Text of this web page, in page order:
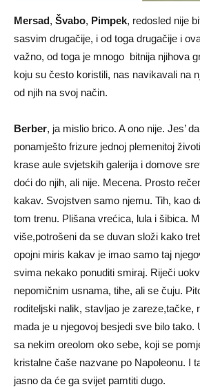
Mersad, Švabo, Pimpek, redosled nije
sasvim drugačije, i od toga drugačije i
važno, od toga je mnogo bitnija njihova
koju su često koristili, nas navikavali na
od njih na svoj način.
Berber, ja mislio brico. A ono nije. Jes’
ponamješto frizure jednoj plemenitoj
krase aule svjetskih galerija i domove
doći do njih, ali nije. Mecena. Prosto
kakav. Svojstven samo njemu. Tih, kao
tom trenu. Plišana vrećica, lula i šibica.
više,potrošeni da se duvan složi kako
opojni miris kakav je imao samo taj
svima nekako ponuditi smiraj. Riječi
nepomičnim usnama, tihe, ali se čuju.
roditeljski nalik, stavljao je zareze,tačke,
mada je u njegovoj besjedi sve bilo
sa nekim oreolom oko sebe, koji se
kristalne čaše nazvane po Napoleonu. I
jasno da će ga svijet pamtiti dugo.